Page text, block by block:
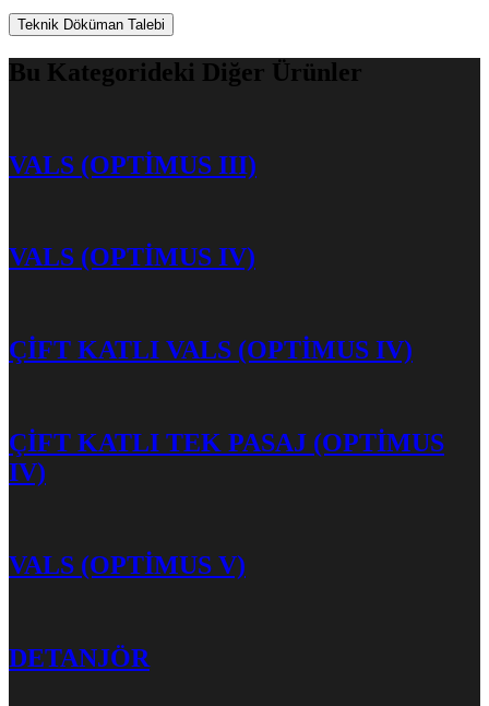
Teknik Döküman Talebi
Bu Kategorideki Diğer Ürünler
VALS (OPTİMUS III)
VALS (OPTİMUS IV)
ÇİFT KATLI VALS (OPTİMUS IV)
ÇİFT KATLI TEK PASAJ (OPTİMUS
IV)
VALS (OPTİMUS V)
DETANJÖR